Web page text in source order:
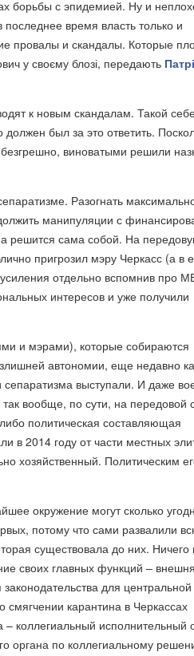
борьбы с эпидемией. Ну и
время власть только и
провалы и скандалы. Которые
у своєму блозі, передають
к новым скандалам. Такой
был за это ответить.
виноватыми решили
Разогнать
манипуляции с
решится сама собой. На
пригрозил мэру Черкасс (а в
отдельно вспомнив про
интересов и уже получили
и мэрами), которые собираются
автономии, еще недавно
выступали. И даже
вообще, по сути, на передовой
политическая составляющая
в 2014 году от части местных
хозяйственный. Политическим
окружение могут сколько
потому что сами развалили
существовала до них. Ничего
своих главных функций –
для центральной
карантина в Черкассах
– коллегиальный исполнительный
органа по коллегиальному